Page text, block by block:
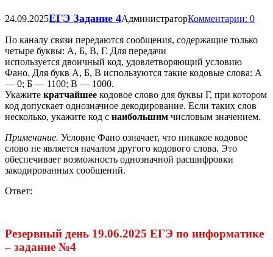
24.09.2025ЕГЭ Задание 4АдминистраторКомментарии: 0
По каналу связи передаются сообщения, содержащие только
четыре буквы: А, Б, В, Г. Для передачи
используется двоичный код, удовлетворяющий условию
Фано. Для букв А, Б, В используются такие кодовые слова: А
— 0; Б — 1100; B — 1000.
Укажите кратчайшее кодовое слово для буквы Г, при котором
код допускает однозначное декодирование. Если таких слов
несколько, укажите код с наибольшим числовым значением.
Примечание. Условие Фано означает, что никакое кодовое
слово не является началом другого кодового слова. Это
обеспечивает возможность однозначной расшифровки
закодированных сообщений.
Ответ:
Резервный день 19.06.2025 ЕГЭ по информатике
– задание №4